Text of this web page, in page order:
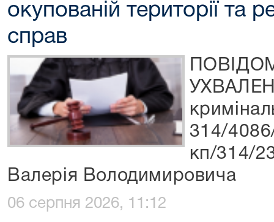
окупованій території та
справ
314/
кп/314/
Валерія Володимировича
06 серпня 2026, 11:12